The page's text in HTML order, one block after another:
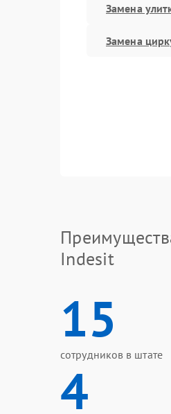
Замена
Замена
Indesit
15
сотрудников в штате
4